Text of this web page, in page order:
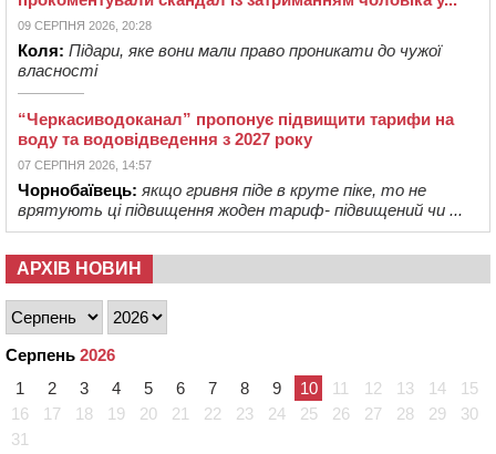
09 СЕРПНЯ 2026, 20:28
Коля: Підари, яке вони мали право проникати до чужої
власності
“Черкасиводоканал” пропонує підвищити тарифи на
воду та водовідведення з 2027 року
07 СЕРПНЯ 2026, 14:57
Чорнобаївець: якщо гривня піде в круте піке, то не
врятують ці підвищення жоден тариф- підвищений чи ...
АРХІВ НОВИН
Серпень 2026
1
2 3 4 5 6 7 8 9 10 11 12 13 14
15
16
17 18 19 20 21 22 23 24 25 26 27 28 29
30
31